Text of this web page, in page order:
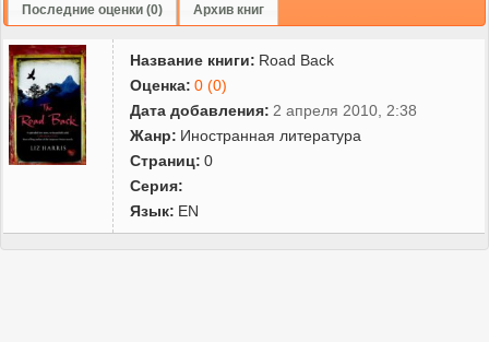
Последние оценки (0) Архив книг
Название книги: Road Back
Оценка: 0 (0)
Дата добавления: 2 апреля 2010, 2:38
Жанр: Иностранная литература
Страниц: 0
Серия:
Язык: EN